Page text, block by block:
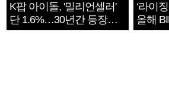
K팝 아이돌, '밀리언셀러'
단 1.6%…30년간 등장
1182개팀 전수조사
‘라이
올해
확정